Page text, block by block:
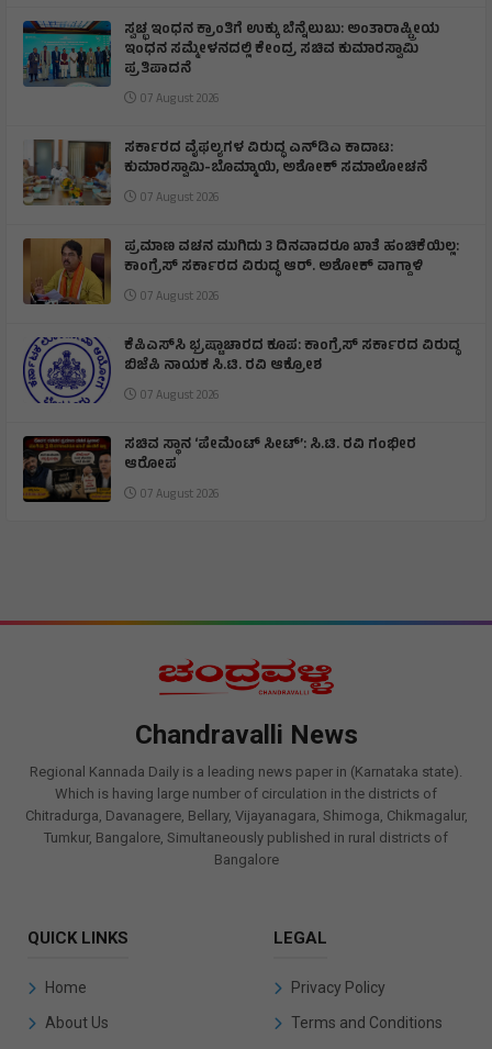
ಸ್ವಚ್ಛ ಇಂಧನ ಕ್ರಾಂತಿಗೆ ಉಕ್ಕು ಬೆನ್ನೆಲುಬು: ಅಂತಾರಾಷ್ಟ್ರೀಯ
ಇಂಧನ ಸಮ್ಮೇಳನದಲ್ಲಿ ಕೇಂದ್ರ ಸಚಿವ ಕುಮಾರಸ್ವಾಮಿ
ಪ್ರತಿಪಾದನೆ
07 August 2026
ಸರ್ಕಾರದ ವೈಫಲ್ಯಗಳ ವಿರುದ್ಧ ಎನ್‌ಡಿಎ ಕಾದಾಟ:
ಕುಮಾರಸ್ವಾಮಿ-ಬೊಮ್ಮಾಯಿ, ಅಶೋಕ್ ಸಮಾಲೋಚನೆ
07 August 2026
ಪ್ರಮಾಣ ವಚನ ಮುಗಿದು 3 ದಿನವಾದರೂ ಖಾತೆ ಹಂಚಿಕೆಯಿಲ್ಲ:
ಕಾಂಗ್ರೆಸ್ ಸರ್ಕಾರದ ವಿರುದ್ಧ ಆರ್‌. ಅಶೋಕ್ ವಾಗ್ದಾಳಿ
07 August 2026
ಕೆಪಿಎಸ್‌ಸಿ ಭ್ರಷ್ಟಾಚಾರದ ಕೂಪ: ಕಾಂಗ್ರೆಸ್ ಸರ್ಕಾರದ ವಿರುದ್ಧ
ಬಿಜೆಪಿ ನಾಯಕ ಸಿ.ಟಿ. ರವಿ ಆಕ್ರೋಶ
07 August 2026
ಸಚಿವ ಸ್ಥಾನ ‘ಪೇಮೆಂಟ್ ಸೀಟ್’: ಸಿ.ಟಿ. ರವಿ ಗಂಭೀರ
ಆರೋಪ
07 August 2026
Chandravalli News
Regional Kannada Daily is a leading news paper in (Karnataka state).
Which is having large number of circulation in the districts of
Chitradurga, Davanagere, Bellary, Vijayanagara, Shimoga, Chikmagalur,
Tumkur, Bangalore, Simultaneously published in rural districts of
Bangalore
QUICK LINKS
Home
About Us
LEGAL
Privacy Policy
Terms and Conditions